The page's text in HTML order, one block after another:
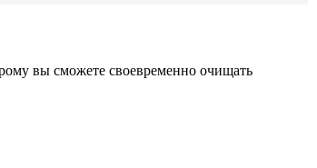
вы сможете своевременно очищать